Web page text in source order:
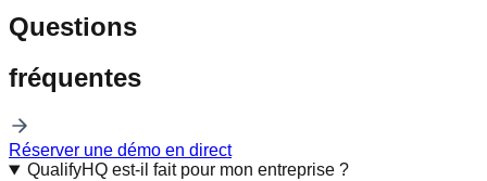
Questions
fréquentes
Réserver une démo en direct
QualifyHQ est-il fait pour mon entreprise ?